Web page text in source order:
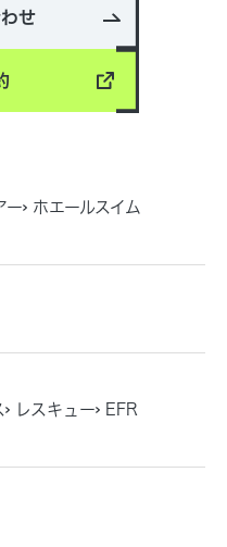
せ
ー
ホエールスイム
レスキュー
EFR